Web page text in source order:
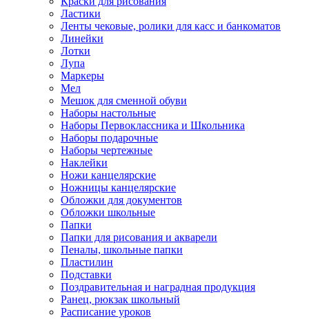
Ластики
Ленты чековые, ролики для касс и банкоматов
Линейки
Лотки
Лупа
Маркеры
Мел
Мешок для сменной обуви
Наборы настольные
Наборы Первоклассника и Школьника
Наборы подарочные
Наборы чертежные
Наклейки
Ножи канцелярские
Ножницы канцелярские
Обложки для документов
Обложки школьные
Папки
Папки для рисования и акварели
Пеналы, школьные папки
Пластилин
Подставки
Поздравительная и наградная продукция
Ранец, рюкзак школьный
Расписание уроков